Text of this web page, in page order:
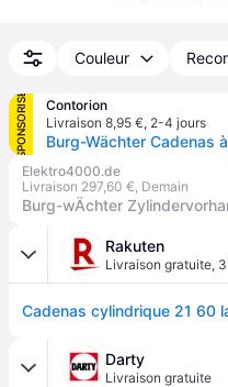
Couleur
SPONSORISÉ
Contorion
Livraison 8,95 €, 2-4 jours
Elektro4000.de
Livraison 297,60 €, Demain
Rakuten
Livraison gratuite,
Darty
Livraison gratuite